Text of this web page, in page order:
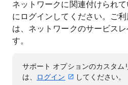
ネットワークに関連付けられ
にログインしてください。ご
は、ネットワークのサービス
す。
サポート オプションのカスタム
は、
ログイン してください。